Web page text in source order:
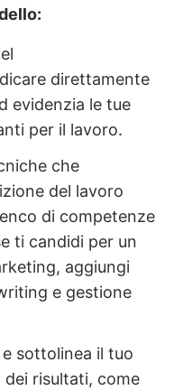
direttamente
evidenzia le tue
per il lavoro.
che
del lavoro
di competenze
ti candidi per un
aggiungi
e gestione
sottolinea il tuo
risultati, come